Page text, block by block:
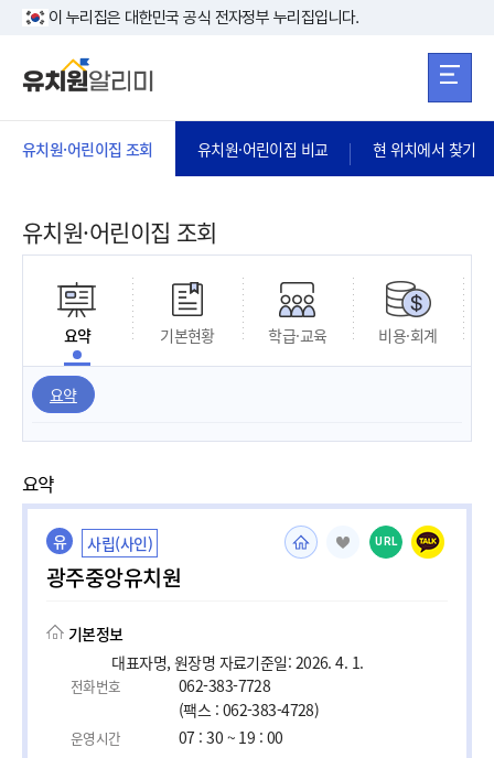
본문 바로가기
이 누리집은 대한민국 공식 전자정부 누리집입니다.
유치원·어린이집 조회 유치원·어린이집 비교 현 위치에서 찾기
유치원·어린이집 조회
요약 기본현황 학급·교육 비용·회계
요약
요약
유 사립(사인)
광주중앙유치원
URL
기본정보
대표자명, 원장명 자료기준일: 2026. 4. 1.
전화번호
062-383-7728
(팩스 : 062-383-4728)
운영시간 07 : 30 ~ 19 : 00